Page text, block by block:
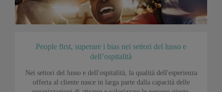
People first, superare i bias nei settori del lusso e
dell’ospitalità
Nei settori del lusso e dell'ospitalità, la qualità dell'esperienza
offerta al cliente nasce in larga parte dalla capacità delle